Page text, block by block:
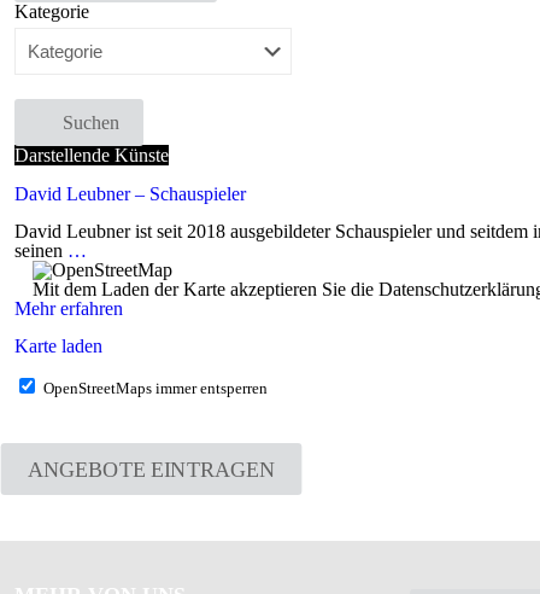
Kategorie
Suchen
Darstellende Künste
David Leubner – Schauspieler
David Leubner ist seit 2018 ausgebildeter Schauspieler und
seinen …
Mit dem Laden der Karte akzeptieren Sie die
Mehr erfahren
Karte laden
OpenStreetMaps immer entsperren
ANGEBOTE EINTRAGEN